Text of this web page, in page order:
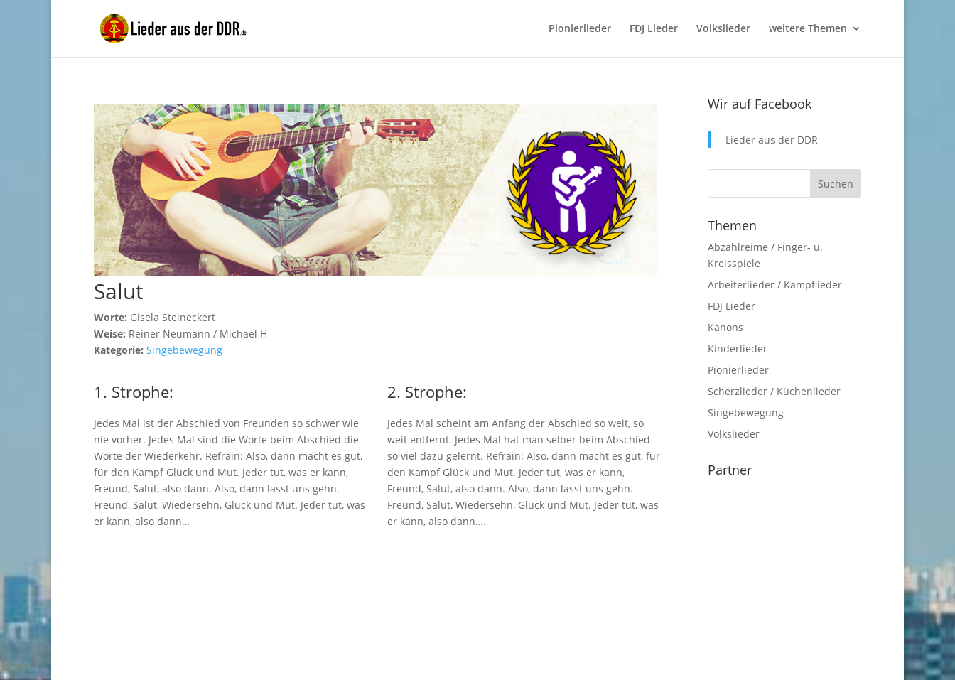
Pionierlieder FDJ Lieder Volkslieder weitere Themen
Salut
Worte: Gisela Steineckert
Weise: Reiner Neumann / Michael H
Kategorie: Singebewegung
1. Strophe:
Jedes Mal ist der Abschied von Freunden so schwer wie
nie vorher. Jedes Mal sind die Worte beim Abschied die
Worte der Wiederkehr. Refrain: Also, dann macht es gut,
für den Kampf Glück und Mut. Jeder tut, was er kann,
Freund, Salut, also dann. Also, dann lasst uns gehn.
Freund, Salut, Wiedersehn, Glück und Mut. Jeder tut, was
er kann, also dann…
2. Strophe:
Jedes Mal scheint am Anfang der Abschied so weit, so
weit entfernt. Jedes Mal hat man selber beim Abschied
so viel dazu gelernt. Refrain: Also, dann macht es gut, für
den Kampf Glück und Mut. Jeder tut, was er kann,
Freund, Salut, also dann. Also, dann lasst uns gehn.
Freund, Salut, Wiedersehn, Glück und Mut. Jeder tut, was
er kann, also dann….
Wir auf Facebook
Lieder aus der DDR
Themen
Abzählreime / Finger- u.
Kreisspiele
Arbeiterlieder / Kampflieder
FDJ Lieder
Kanons
Kinderlieder
Pionierlieder
Scherzlieder / Küchenlieder
Singebewegung
Volkslieder
Partner